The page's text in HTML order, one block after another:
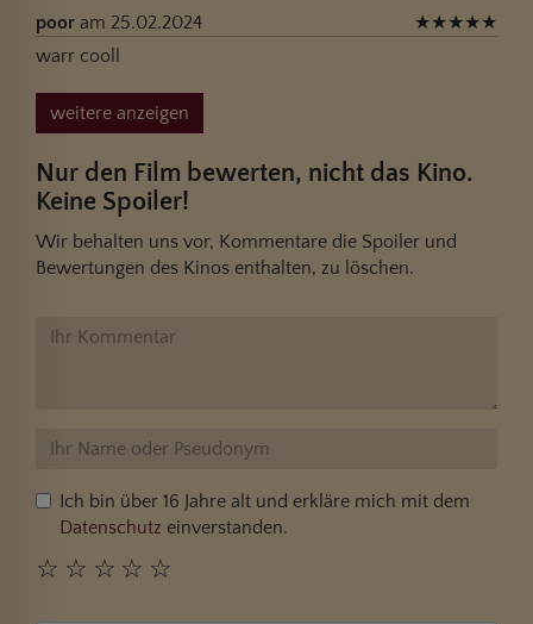
poor am 25.02.2024 ★★★★★
warr cooll
weitere anzeigen
Nur den Film bewerten, nicht das Kino.
Keine Spoiler!
Wir behalten uns vor, Kommentare die Spoiler und
Bewertungen des Kinos enthalten, zu löschen.
Ich bin über 16 Jahre alt und erkläre mich mit dem
Datenschutz einverstanden.
☆
☆
☆
☆
☆